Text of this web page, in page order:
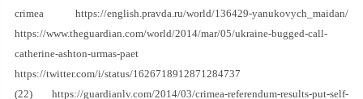
crimea https://english.pravda.ru/world/136429-yanukovych_maidan/
https://www.theguardian.com/world/2014/mar/05/ukraine-bugged-call-
catherine-ashton-urmas-paet
https://twitter.com/i/status/1626718912871284737
(22) https://guardianlv.com/2014/03/crimea-referendum-results-put-self-